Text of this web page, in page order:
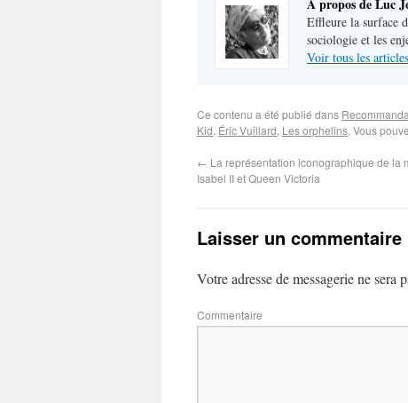
À propos de Luc
Effleure la surface
sociologie et les
Voir tous les
Ce contenu a été publié dans
Kid, Éric Vuillard, Les orphelins. Vous
← La représentation iconographique de la
Isabel II et Queen Victoria
Laisser un commentaire
Votre adresse de messagerie ne sera
Commentaire